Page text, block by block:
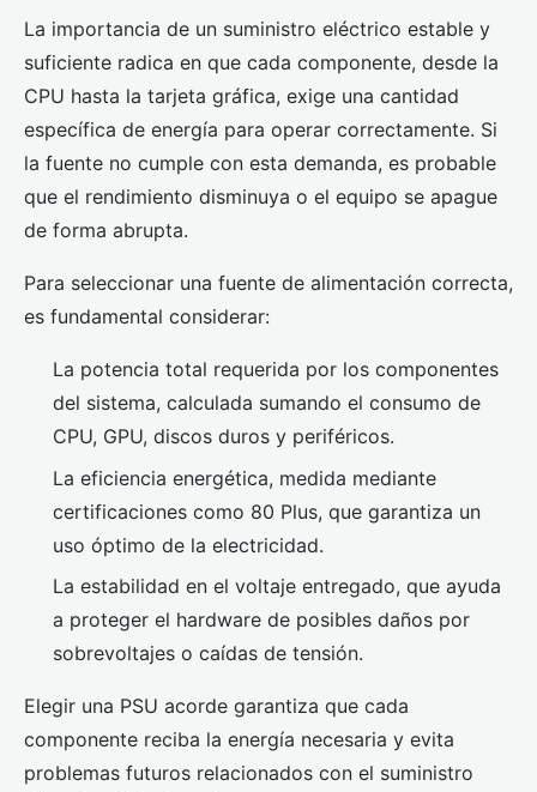
La importancia de un suministro eléctrico estable y
suficiente radica en que cada componente, desde la
CPU hasta la tarjeta gráfica, exige una cantidad
específica de energía para operar correctamente. Si
la fuente no cumple con esta demanda, es probable
que el rendimiento disminuya o el equipo se apague
de forma abrupta.
Para seleccionar una fuente de alimentación correcta,
es fundamental considerar:
La potencia total requerida por los componentes
del sistema, calculada sumando el consumo de
CPU, GPU, discos duros y periféricos.
La eficiencia energética, medida mediante
certificaciones como 80 Plus, que garantiza un
uso óptimo de la electricidad.
La estabilidad en el voltaje entregado, que ayuda
a proteger el hardware de posibles daños por
sobrevoltajes o caídas de tensión.
Elegir una PSU acorde garantiza que cada
componente reciba la energía necesaria y evita
problemas futuros relacionados con el suministro